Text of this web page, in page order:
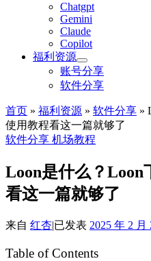
Chatgpt
‎Gemini
Claude
Copilot
福利资源
账号分享
软件分享
首页 » 福利资源 » 软件分享 »
使用教程看这一篇就够了
软件分享 机场教程
Loon是什么？Loon
看这一篇就够了
来自 红杏|已发表 2025 年 2 月
Table of Contents